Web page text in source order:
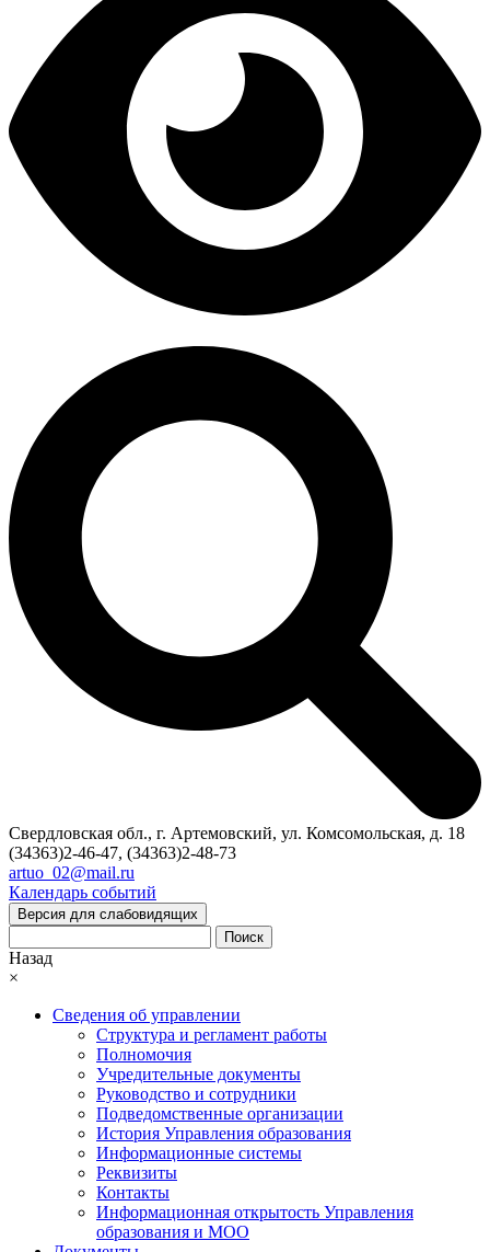
Свердловская обл., г. Артемовский, ул. Комсомольская, д. 18
(34363)2-46-47, (34363)2-48-73
artuo_02@mail.ru
Календарь событий
Версия для слабовидящих
Поиск
Назад
×
Сведения об управлении
Структура и регламент работы
Полномочия
Учредительные документы
Руководство и сотрудники
Подведомственные организации
История Управления образования
Информационные системы
Реквизиты
Контакты
Информационная открытость Управления
образования и МОО